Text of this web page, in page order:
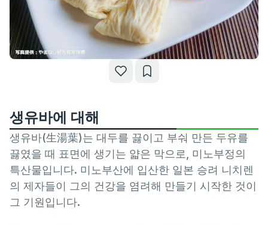
생유바에 대해
생유바(生湯葉)는 대두를 끓이고 부숴 만든 두유를
끓였을 때 표면에 생기는 얇은 막으로, 미노부정의
특산물입니다. 미노부산에 입산한 일본 승려 니치렌
의 제자들이 그의 건강을 염려해 만들기 시작한 것이
그 기원입니다.